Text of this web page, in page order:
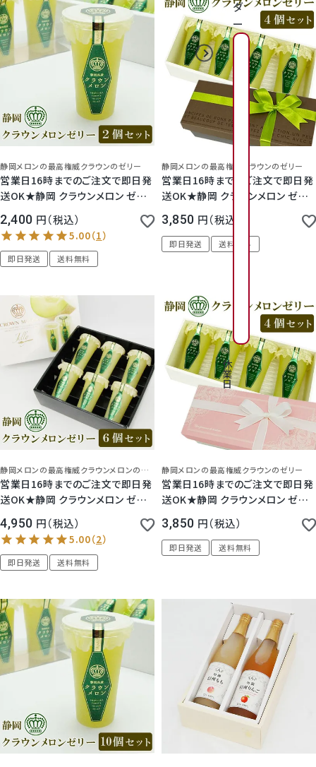
ダ
ー
2026年8月
日月火水木金
3 4 5 6 7
9
1
0 1
1
2
1
3 4
1
2 2
3 3
2026年9月
日月火水木金
1 2 3 4
6 7 8 9
1 1
1
3
1
4
1
5
1
6
1
7
1
8
0 1
2
休
業
日
5.00（1）
静岡メロンの最高権威クラウンのゼリー
営業日16時までのご注文で即日発
送OK★静岡 クラウンメロン ゼリ
ー エスト 2個セット (透明パック入
り)
2,400 税込
5.00（1）
即日発送 送料無料
静岡メロンの最高権威クラウンのゼリー
営業日16時までのご注文で即日発
送OK★静岡 クラウンメロン ゼリ
ー ギフト 4個 セット 【 ブラウン 】化
粧箱 入り
3,850 税込
即日発送 送料無料
静岡メロンの最高権威クラウンメロンのゼリー！爽やかな美味しさ！冷たく冷やしてちょっとリッチなデザートに。大切なギフトにも
営業日16時までのご注文で即日発
送OK★静岡 クラウンメロン ゼリ
ー ギフト エスト 6個セット 専用化
粧箱入
4,950 税込
5.00（2 ）
即日発送 送料無料
静岡メロンの最高権威クラウンのゼリー
営業日16時までのご注文で即日発
送OK★静岡 クラウンメロン ゼリ
ー 4個セット (化粧箱入り) 【ピン
ク】
3,850 税込
即日発送 送料無料